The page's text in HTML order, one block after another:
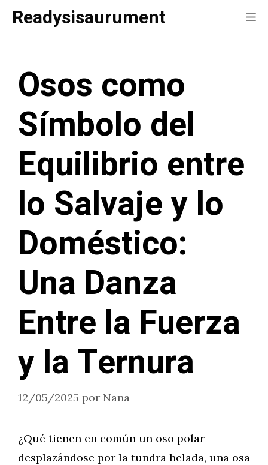
SaltarReadysisaurument
Osos como
Símbolo del
Equilibrio entre
lo Salvaje y lo
Doméstico:
Una Danza
Entre la Fuerza
y la Ternura
12/05/2025 por Nana
¿Qué tienen en común un oso polar
desplazándose por la tundra helada, una osa